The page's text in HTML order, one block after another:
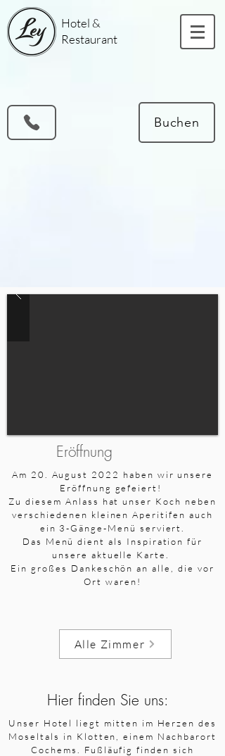
Hotel &
Restaurant
Buchen
Eröffnung
Am 20. August 2022 haben wir unsere
Eröffnung gefeiert!
Zu diesem Anlass hat unser Koch neben
verschiedenen kleinen Aperitifen auch
ein 3-Gänge-Menü serviert.
Das Menü dient als Inspiration für
unsere aktuelle Karte.
Ein großes Dankeschön an alle, die vor
Ort waren!
Alle Zimmer
Hier finden Sie uns:
Unser Hotel liegt mitten im Herzen des
Moseltals in Klotten, einem Nachbarort
Cochems. Fußläufig finden sich